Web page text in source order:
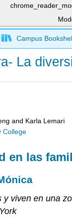
global
Campus
La
and Karla Lemari
College
en las
y viven en una